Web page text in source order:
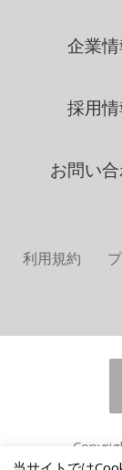
企業情
採用情
お問い
利用規約